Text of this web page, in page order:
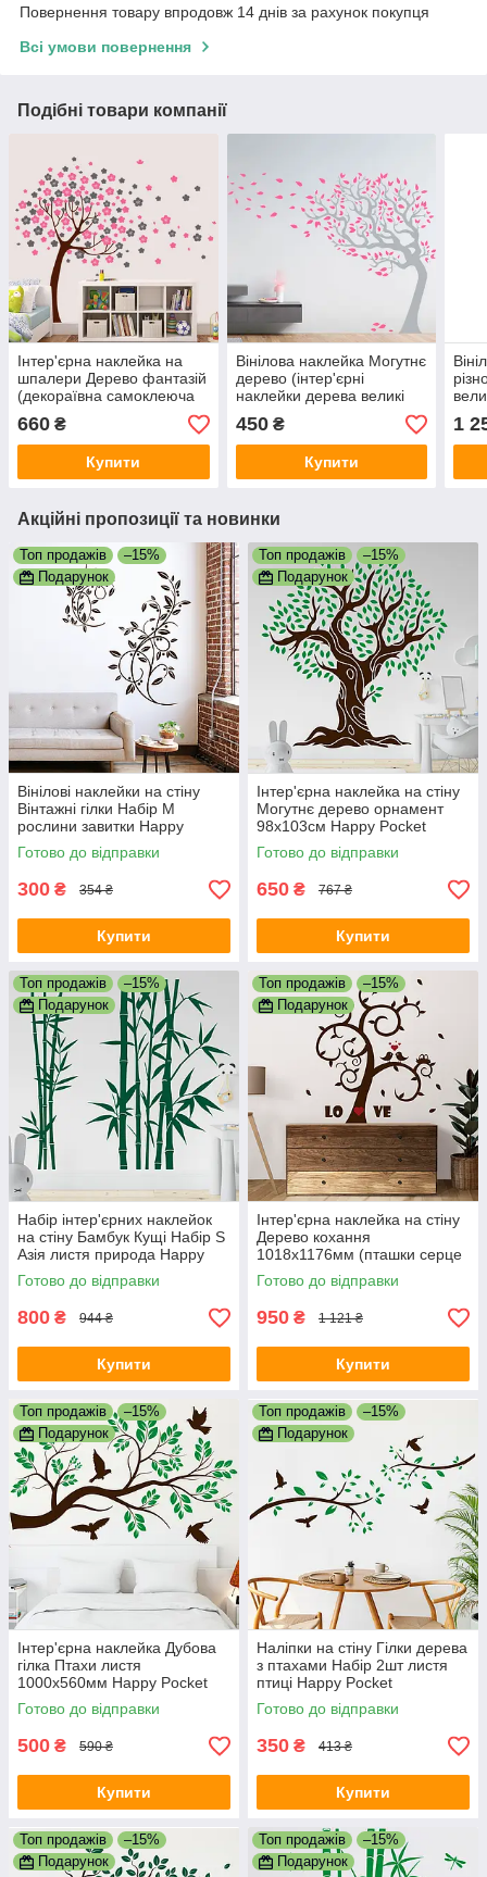
Повернення товару впродовж 14 днів за рахунок покупця
Всі умови повернення
Подібні товари компанії
Інтер'єрна наклейка на
шпалери Дерево фантазій
(декораївна самоклеюча
плівка для стін) матова
2260х1500 мм
660 ₴
Купити
Вінілова наклейка Могутнє
дерево (інтер'єрні
наклейки дерева великі
декор стін) матова
840х1000 мм
450₴
Купити
на
1
Акційні пропозиції та новинки
Топ продажів
–15%
Подарунок
Вінілові наклейки на стіну
Вінтажні гілки Набір М
рослини завитки Happy
Pocket декор матова
Коричневий
Готово до відправки
300 ₴ 354 ₴
Купити
Топ продажів
–15%
Подарунок
Інтер'єрна наклейка на стіну
Могутнє дерево орнамент
98х103см Happy Pocket
Коричневий Зелене листя
матовий
Готово до відправки
650 ₴ 767 ₴
Купити
Топ продажів
–15%
Подарунок
Набір інтер'єрних наклейок
на стіну Бамбук Кущі Набір S
Азія листя природа Happy
Pocket Темно-зелений
матовий
Готово до відправки
800 ₴ 944 ₴
Купити
Топ продажів
–15%
Подарунок
Інтер'єрна наклейка на стіну
Дерево кохання
1018х1176мм (пташки серце
завитки) Happy Pocket
Коричневий матовий
Готово до відправки
950 ₴ 1 121 ₴
Купити
Топ продажів
–15%
Подарунок
Інтер'єрна наклейка Дубова
гілка Птахи листя
1000х560мм Happy Pocket
Коричневий Зелене листя
матовий
Готово до відправки
500 ₴ 590 ₴
Купити
Топ продажів
–15%
Подарунок
Наліпки на стіну Гілки дерева
з птахами Набір 2шт листя
птиці Happy Pocket
Коричневий Зелене листя
матовий
Готово до відправки
350 ₴ 413 ₴
Купити
Топ продажів
–15%
Подарунок
Топ продажів
–15%
Подарунок